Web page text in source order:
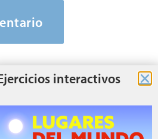
EduMaterial
sitioAviso legal
interactivos